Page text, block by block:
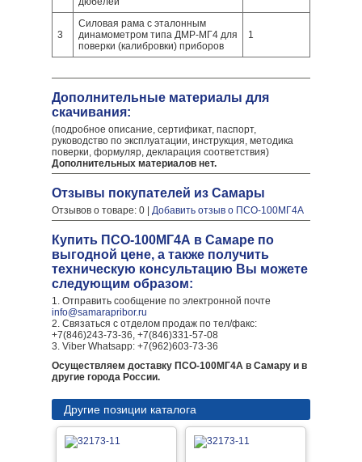
3
Силовая рама с эталонным
динамометром типа ДМР-МГ4 для
поверки (калибровки) приборов
1
Дополнительные материалы для
скачивания:
(подробное описание, сертификат, паспорт,
руководство по эксплуатации, инструкция, методика
поверки, формуляр, декларация соответствия)
Дополнительных материалов нет.
Отзывы покупателей из Самары
Отзывов о товаре: 0 | Добавить отзыв о ПСО-100МГ4А
Купить ПСО-100МГ4А в Самаре по
выгодной цене, а также получить
техническую консультацию Вы можете
следующим образом:
1. Отправить сообщение по электронной почте
info@samarapribor.ru
2. Связаться с отделом продаж по тел/факс:
+7(846)243-73-36, +7(846)331-57-08
3. Viber Whatsapp: +7(962)603-73-36
Осуществляем доставку ПСО-100МГ4А в Самару и в
другие города России.
Другие позиции каталога